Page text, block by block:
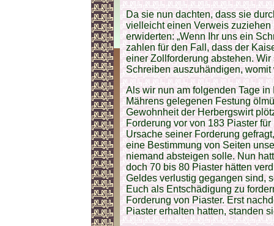
Da sie nun dachten, dass sie
vielleicht einen Verweis
erwiderten: „Wenn Ihr uns ein
zahlen für den Fall, dass der
einer Zollforderung abstehen.
Schreiben auszuhändigen,
Als wir nun am folgenden Tage
Mährens gelegenen Festung
Gewohnheit der Herbergswirt
Forderung vor von 183 Piaster
Ursache seiner Forderung
eine Bestimmung von Seiten
niemand absteigen solle. Nun
doch 70 bis 80 Piaster hätten
Geldes verlustig gegangen sind,
Euch als Entschädigung zu
Forderung von Piaster. Erst
Piaster erhalten hatten, standen